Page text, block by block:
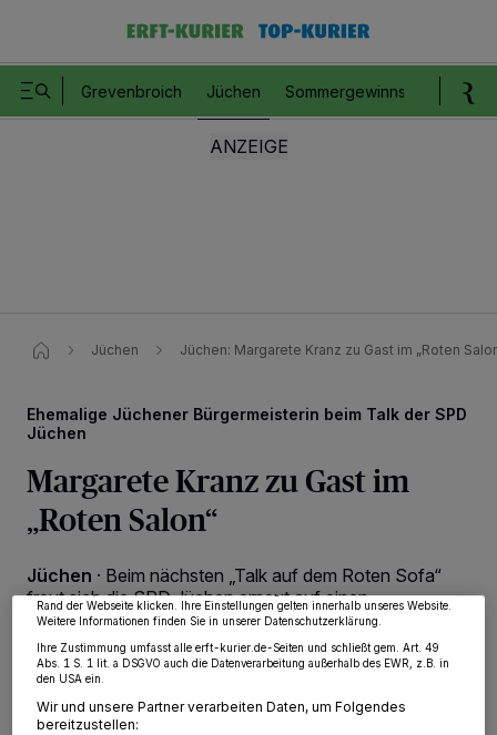
Grevenbroich Jüchen Sommergewinnspiel
Jüchen Jüchen: Margarete Kranz zu Gast im „Roten
Ehemalige Jüchener Bürgermeisterin beim Talk der SPD
Jüchen
Margarete Kranz zu Gast im
„Roten Salon“
Jüchen · Beim nächsten „Talk auf dem Roten Sofa“
freut sich die SPD Jüchen erneut auf einen
spannenden Gast: Am Dienstag, 6. Februar, nimmt um
19 Uhr die ehemalige Jüchener Bürgermeisterin
Margarete Kranz Platz im „Roten Salon“ an der
Odenkirchener Straße 26.
Wir und unsere218 -Partner speichern und greifen auf personenbezogene Daten
wie Browserdaten oder eindeutige Kennungen auf Ihrem Gerät zu. Durch Auswahl
von OK aktivieren Sie Tracking-Technologien für die unter „Wir und unsere
Partner verarbeiten Daten, um Ihnen Dienste bereitzustellen“ aufgeführten
wieder aufrufen, um Ihre Einstellungen zu ändern oder Ihre Einwilligung zu
widerrufen, indem Sie auf den Link Einstellungen oder Ablehnen am unteren
Rand der Webseite klicken. Ihre Einstellungen gelten innerhalb unseres Website.
Weitere Informationen finden Sie in unserer Datenschutzerklärung.
Ihre Zustimmung umfasst alle erft-kurier.de-Seiten und schließt gem. Art. 49
Abs. 1 S. 1 lit. a DSGVO auch die Datenverarbeitung außerhalb des EWR, z.B. in
den USA ein.
Wir und unsere Partner verarbeiten Daten, um Folgendes
bereitzustellen: